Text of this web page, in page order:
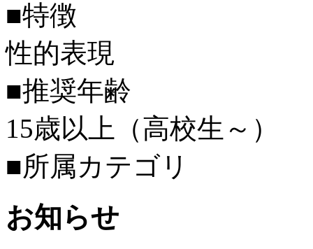
■特徴
性的表現
■推奨年齢
15歳以上（高校生～）
■所属カテゴリ
お知らせ